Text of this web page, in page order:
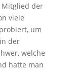
Mitglied der
viele
um
der
welche
hatte man